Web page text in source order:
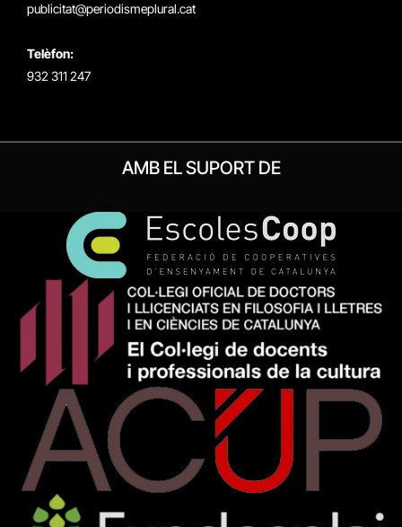
publicitat@periodismeplural.cat
Telèfon:
932 311 247
AMB EL SUPORT DE